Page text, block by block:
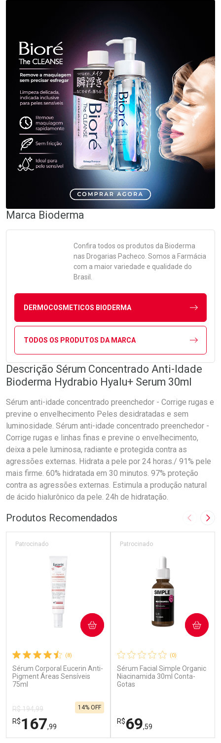
Marca Bioderma
Confira todos os produtos da Bioderma
nas Drogarias Pacheco. Somos a Farmácia
com a maior variedade e qualidade do
Brasil.
DERMOCOSMETICOS BIODERMA
TODOS OS PRODUTOS DA MARCA
Descrição Sérum Concentrado Anti-Idade
Bioderma Hydrabio Hyalu+ Serum 30ml
Sérum anti-idade concentrado preenchedor - Corrige rugas e
previne o envelhecimento Peles desidratadas e sem
luminosidade. Sérum anti-idade concentrado preenchedor -
Corrige rugas e linhas finas e previne o envelhecimento,
deixa a pele luminosa, radiante e protegida contra as
agressões externas. Hidrata a pele por 24 horas./ 91% pele
mais firme. 60% hidratada em 30 minutos. 97% proteção
contra as agressões externas. Estimula a produção natural
de ácido hialurônico da pele. 24h de hidratação.
Produtos Recomendados Imagem
(8)
Sérum Corporal Eucerin Anti-
Pigment Áreas Sensíveis
75ml
Patrocinado
R$ 194,99
R$167,99
14% OFF
COMPRAR
(0)
Sérum Facial Simple Organic
Niacinamida 30ml Conta-
Gotas
Patrocinado
R$69,59
COMPRAR